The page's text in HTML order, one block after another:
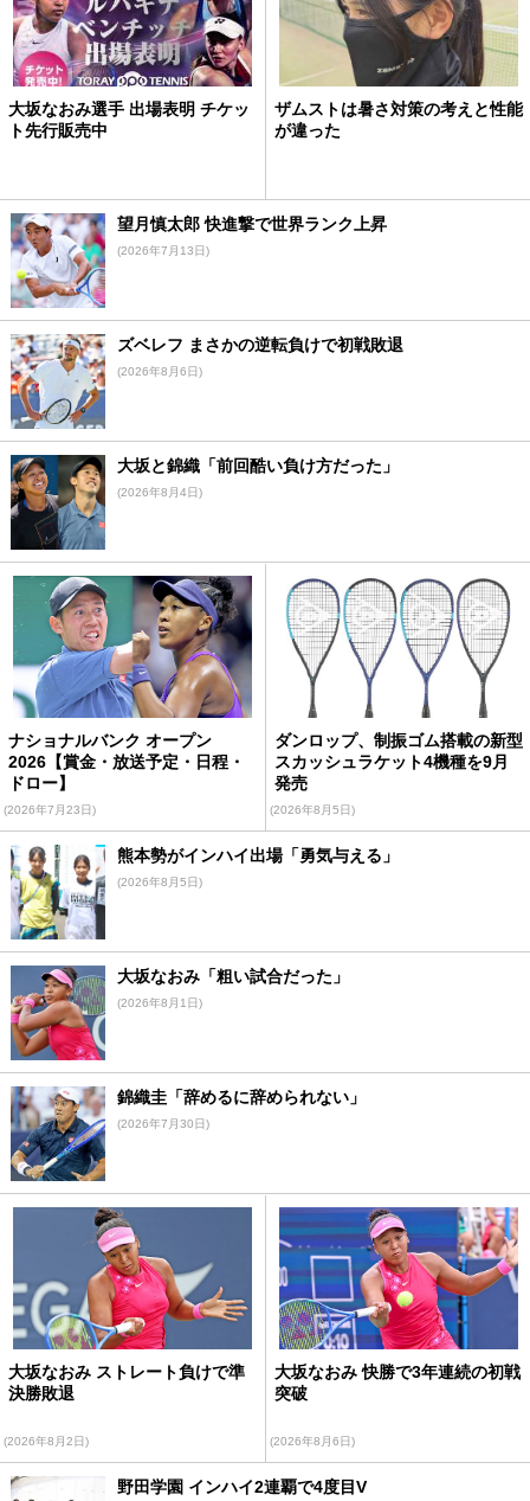
大坂なおみ選手 出場表明 チケッ
ト先行販売中
ザムストは暑さ対策の考えと性能
が違った
望月慎太郎 快進撃で世界ランク上昇
(2026年7月13日)
ズベレフ まさかの逆転負けで初戦敗退
(2026年8月6日)
大坂と錦織「前回酷い負け方だった」
(2026年8月4日)
ナショナルバンク オープン
2026【賞金・放送予定・日程・
ドロー】
(2026年7月23日)
ダンロップ、制振ゴム搭載の新型
スカッシュラケット4機種を9月
発売
(2026年8月5日)
熊本勢がインハイ出場「勇気与える」
(2026年8月5日)
大坂なおみ「粗い試合だった」
(2026年8月1日)
錦織圭「辞めるに辞められない」
(2026年7月30日)
大坂なおみ ストレート負けで準
決勝敗退
(2026年8月2日)
大坂なおみ 快勝で3年連続の初戦
突破
(2026年8月6日)
野田学園 インハイ2連覇で4度目V